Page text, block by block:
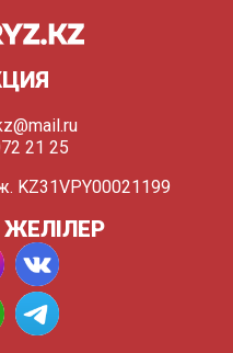
21 25
KZ31VPY00021199
ЖЕЛІЛЕР